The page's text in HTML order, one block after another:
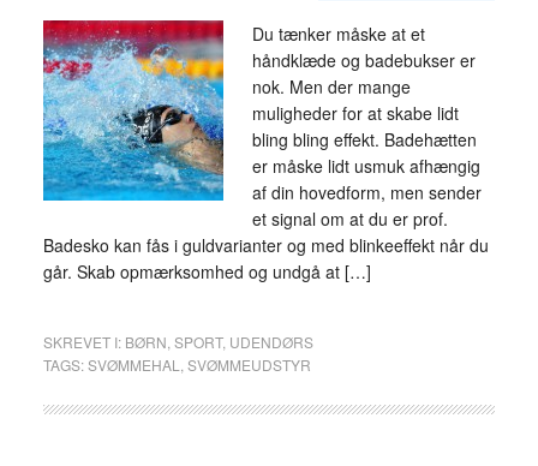
Du tænker måske at et
håndklæde og badebukser er
nok. Men der mange
muligheder for at skabe lidt
bling bling effekt. Badehætten
er måske lidt usmuk afhængig
af din hovedform, men sender
et signal om at du er prof.
Badesko kan fås i guldvarianter og med blinkeeffekt når du
går. Skab opmærksomhed og undgå at […]
SKREVET I: BØRN SPORT, UDENDØRS
TAGS:SVØMMEHAL SVØMMEUDSTYR